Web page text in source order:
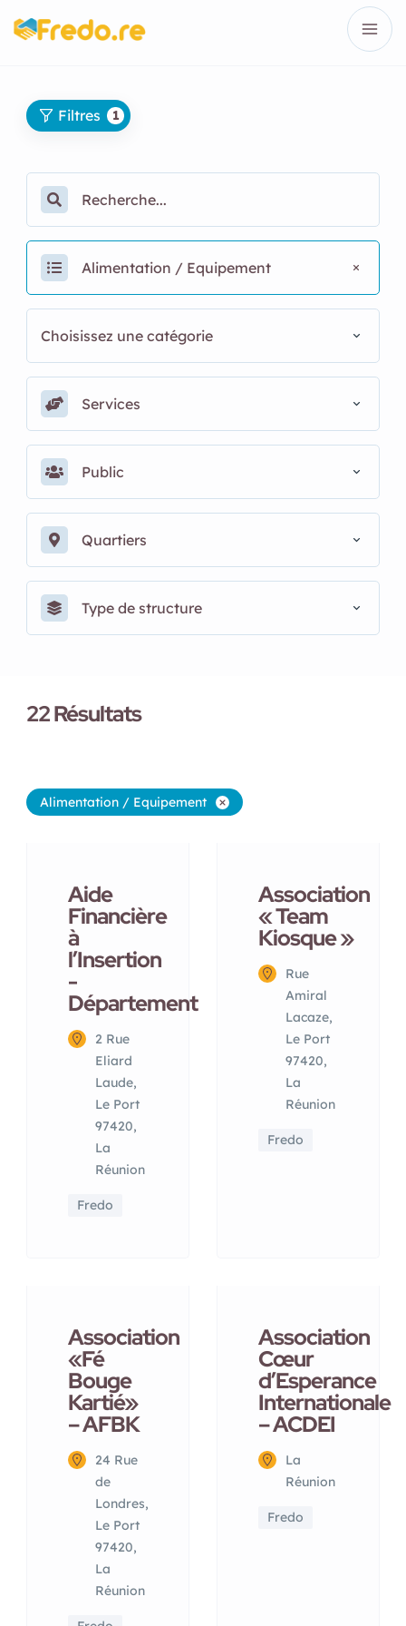
Filtres 1
Alimentation / Equipement
Choisissez une catégorie
Services
Public
Quartiers
Type de structure
22Résultats
Alimentation / Equipement
Aide
Financière
à
l’Insertion
-
Département
2 Rue
Eliard
Laude,
Le Port
97420,
La
Réunion
Fredo
Association
« Team
Kiosque »
Rue
Amiral
Lacaze,
Le Port
97420,
La
Réunion
Fredo
Association
«Fé
Bouge
Kartié»
– AFBK
24 Rue
de
Londres,
Le Port
97420,
La
Réunion
Association
Cœur
d’Esperance
Internationale
– ACDEI
La
Réunion
Fredo